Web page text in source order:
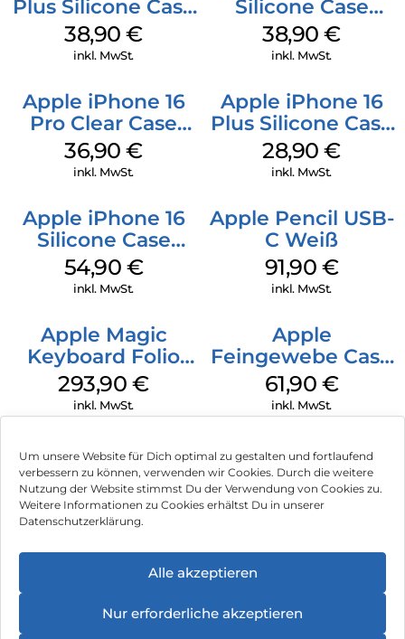
Um unsere Website für Dich optimal zu gestalten und fortlaufend
verbessern zu können, verwenden wir Cookies. Durch die weitere
Nutzung der Website stimmst Du der Verwendung von Cookies zu.
Weitere Informationen zu Cookies erhältst Du in unserer
Datenschutzerklärung.
Alle akzeptieren
Nur erforderliche akzeptieren
Plus Silicone Case
MagSafe Denim
38,90€
inkl. MwSt.
Silicone Case
MagSafe
Ultramarine
38,90€
inkl. MwSt.
Apple iPhone 16
Pro Clear Case
MagSafe
Transparent
36,90€
inkl. MwSt.
Apple iPhone 16
Plus Silicone Case
MagSafe Black
28,90€
inkl. MwSt.
Apple iPhone 16
Silicone Case
MagSafe Lake
Green
54,90 €
inkl. MwSt.
Apple Pencil USB-
C Weiß
91,90 €
inkl. MwSt.
Apple Magic
Keyboard Folio
iPad 10.9″ (10.Gen.)
Weiß
293,90€
inkl. MwSt.
Apple
Feingewebe Case
iPhone 15 Pro
MagSafe Schwarz
61,90 €
inkl. MwSt.
Impressum